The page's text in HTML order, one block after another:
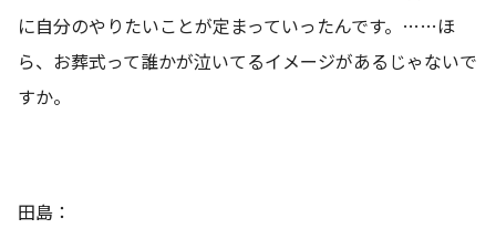
に自分のやりたいことが定まっていったんです。……ほ
ら、お葬式って誰かが泣いてるイメージがあるじゃないで
すか。
田島：